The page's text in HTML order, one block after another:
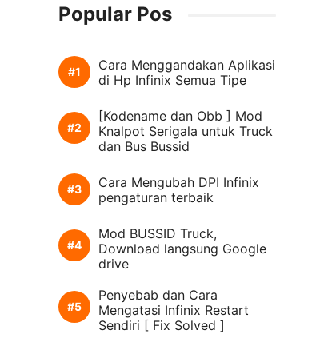
Popular Pos
Cara Menggandakan Aplikasi
di Hp Infinix Semua Tipe
[Kodename dan Obb ] Mod
Knalpot Serigala untuk Truck
dan Bus Bussid
Cara Mengubah DPI Infinix
pengaturan terbaik
Mod BUSSID Truck,
Download langsung Google
drive
Penyebab dan Cara
Mengatasi Infinix Restart
Sendiri [ Fix Solved ]